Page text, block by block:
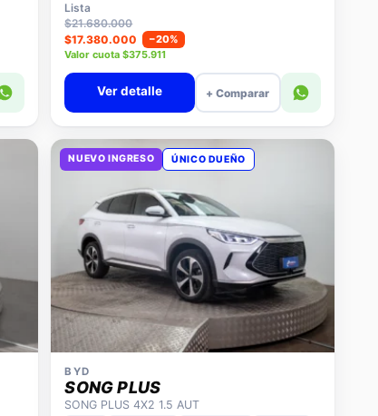
Lista
$21.680.000
$17.380.000
−20%
Valor cuota $375.911
Ver detalle + Comparar
NUEVO INGRESO ÚNICO DUEÑO
BYD
SONG PLUS
SONG PLUS 4X2 1.5 AUT